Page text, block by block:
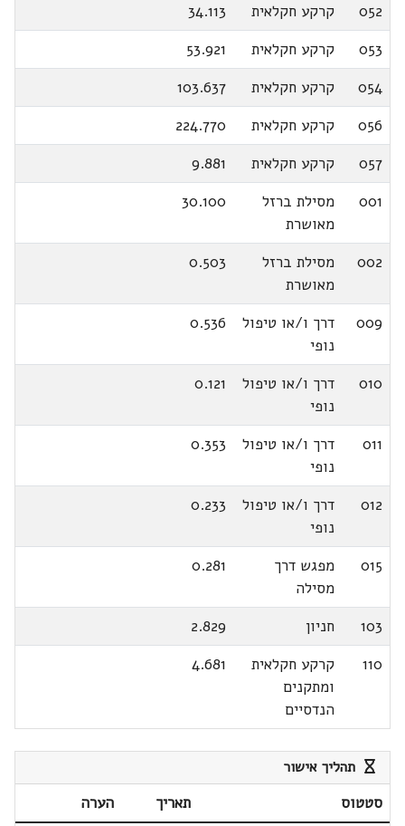
052 קרקע חקלאית
34.113
053
קרקע חקלאית
53.921
054
קרקע חקלאית
103.637
056
קרקע חקלאית
224.770
057
קרקע חקלאית
9.881
001
מסילת ברזל
מאושרת
30.100
002
מסילת ברזל
מאושרת
0.503
009
דרך ו/או טיפול
נופי
0.536
010
דרך ו/או טיפול
נופי
0.121
011
דרך ו/או טיפול
נופי
0.353
012
דרך ו/או טיפול
נופי
0.233
015
מפגש דרך
מסילה
0.281
103 חניון
2.829
110
קרקע חקלאית
ומתקנים
הנדסיים
4.681
תהליך אישור
סטטוס תאריך
הערה